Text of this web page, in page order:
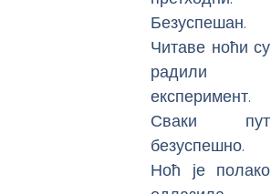
Безуспешан.
Читаве ноћи су
радили
експеримент.
Сваки пут
безуспешно.
Ноћ је полако